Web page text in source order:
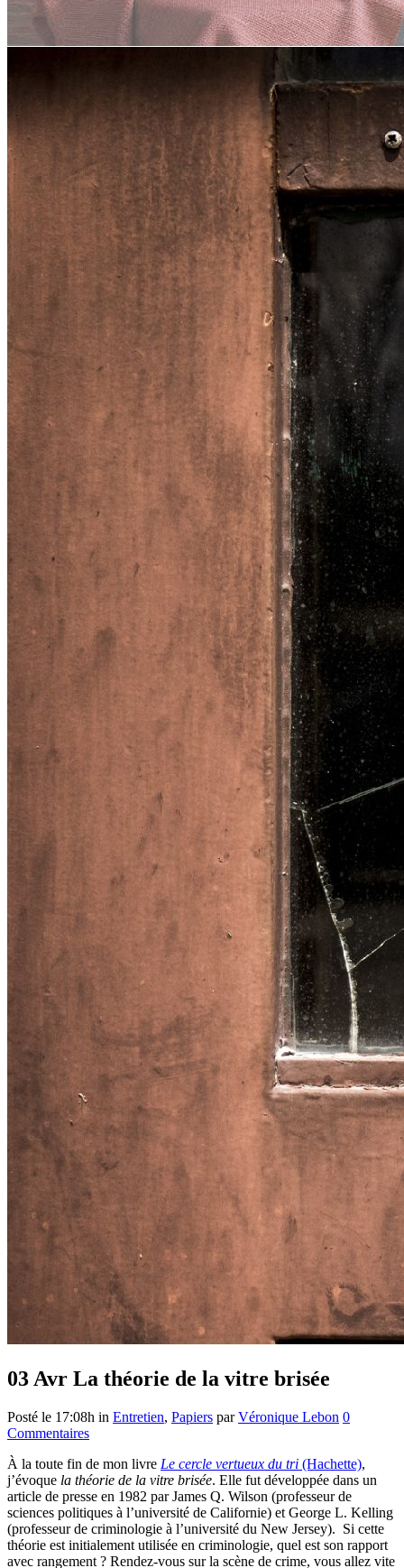
La théorie de la vitre brisée
03 Avr La théorie de la vitre brisée
Posté le 17:08h in Entretien, Papiers parVéronique Lebon 0
Commentaires
À la toute fin de mon livre Le cercle vertueux du tri (Hachette),
j’évoque la théorie de la vitre brisée. Elle fut développée dans un
article de presse en 1982 par James Q. Wilson (professeur de
sciences politiques à l’université de Californie) et George L. Kelling
(professeur de criminologie à l’université du New Jersey). Si cette
théorie est initialement utilisée en criminologie, quel est son rapport
avec rangement ? Rendez-vous sur la scène de crime, vous allez vite